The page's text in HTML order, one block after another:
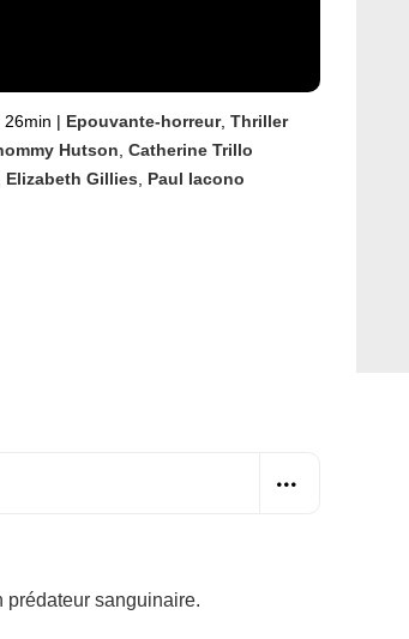
26min | Epouvante-horreur, Thriller
Hutson Catherine Trillo
Elizabeth Gillies Paul Iacono
prédateur sanguinaire.